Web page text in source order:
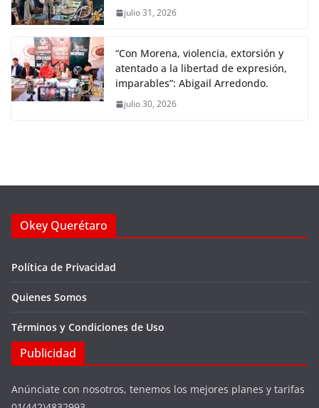
julio 31, 2026
“Con Morena, violencia, extorsión y
atentado a la libertad de expresión,
imparables”: Abigail Arredondo.
julio 30, 2026
Okey Querétaro
Política de Privacidad
Quienes Somos
Términos y Condiciones de Uso
Publicidad
Anúnciate con nosotros, tenemos los mejores planes y tarifas